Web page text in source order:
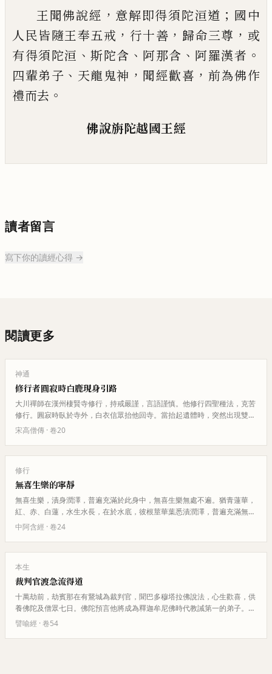
王聞佛說經 ， 意解即得須陀洹道 ； 國中
人民皆隨王奉五戒 ， 行十善 ， 歸命三尊 ， 或
有得須陀洹 、斯陀含 、 阿那含 、 阿羅漢者 。
四輩弟子 、 天龍鬼神 ， 聞經歡喜 ， 前為佛作
禮而去 。
佛說旃陀越國王經
讀者留言
寫下你的讀經心得 →
閱讀更多
神通
修行者圓寂時白鹿現身引路
大川禪師在漢州棲賢寺修行，持戒嚴謹，言語謹慎。他修行四聖種法，克苦
修行。圓寂時臥於寺外，白衣信眾抬他回寺。當抬起遺體時，突然出現雙鹿
在前引路，如同騶導。寺院大門…
宋高僧傳 · 卷20
修行
無喜生樂的寧靜
無喜生樂，漬身潤澤，普遍充滿於此身中，無喜生樂無處不遍。猶青蓮華，
紅、赤、白蓮，水生水長，在於水底，彼根莖華葉悉漬潤澤，普遍充滿無處
不周。
中阿含經 · 卷24
本生
裁判官渡急流得道
十萬劫前，劫賓那在有鵞城為裁判官，聞巴多穆塔拉佛說法，心生歡喜，供
養佛陀及僧眾七日。佛陀預言他將成為釋迦牟尼佛時代教誡第一的弟子。經
過輪迴，劫賓那最終生於庫庫達…
譬喻經 · 卷54